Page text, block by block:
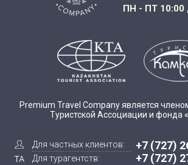
ПН - ПТ 10:00
Premium Travel Company является
Туристской Ассоциации и фонда
Для частных клиентов:
Для турагентств:
+7 (727)
+7 (727)